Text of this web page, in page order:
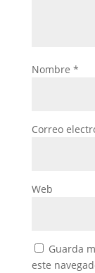
Nombre *
Correo
Web
Guarda
este